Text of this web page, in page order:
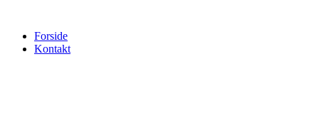
indholdForside
Kontakt